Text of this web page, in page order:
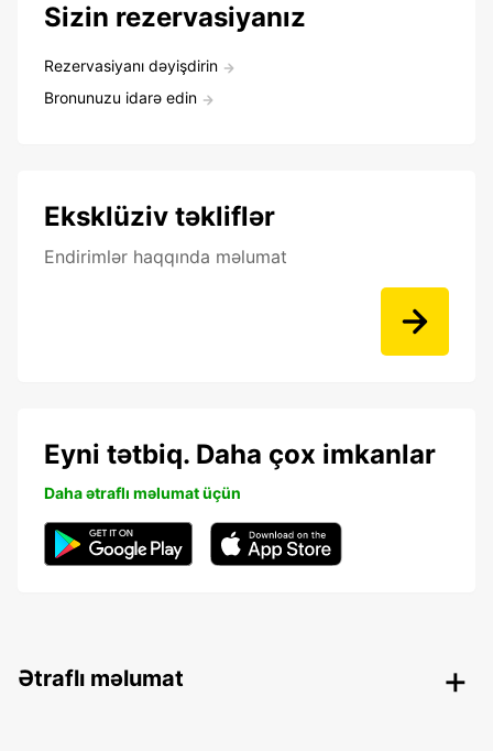
Sizin rezervasiyanız
Rezervasiyanı dəyişdirin
Bronunuzu idarə edin
Eksklüziv təkliflər
Endirimlər haqqında məlumat
Eyni tətbiq. Daha çox imkanlar
Daha ətraflı məlumat üçün
Ətraflı məlumat